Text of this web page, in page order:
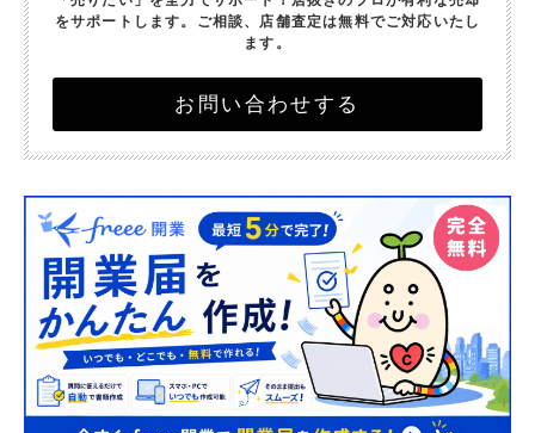
をサポートします。 ご相談、店舗査定は無料でご対応いたし
ます。
お問い合わせする